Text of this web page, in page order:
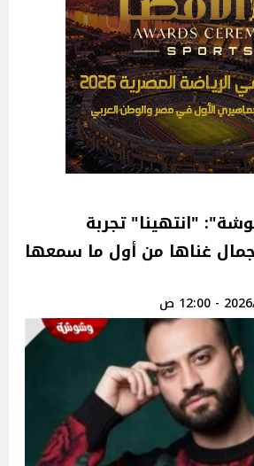
"انتهينا" تجربة
غناها من أول ما سمعها